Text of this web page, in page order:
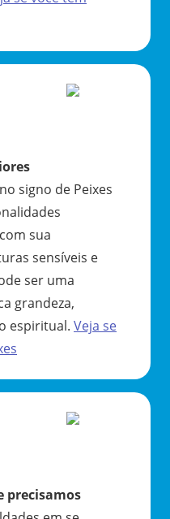
signo de Peixes
sua
sensíveis e
ser uma
grandeza,
espiritual. Veja se
precisamos